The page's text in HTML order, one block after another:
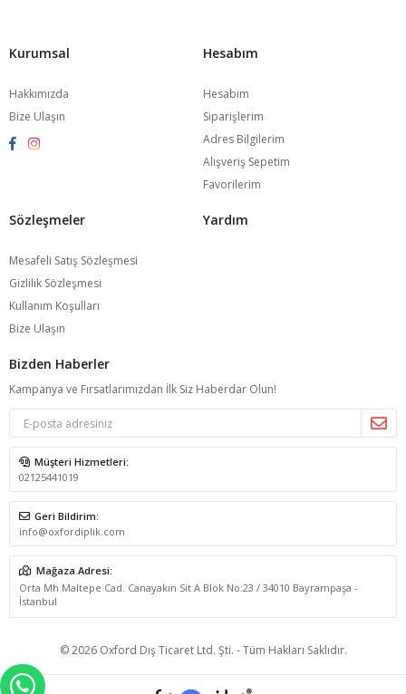
Kurumsal
Hakkımızda
Bize Ulaşın
Hesabım
Hesabım
Siparişlerim
Adres Bilgilerim
Alışveriş Sepetim
Favorilerim
Sözleşmeler
Mesafeli Satış Sözleşmesi
Gizlilik Sözleşmesi
Kullanım Koşulları
Bize Ulaşın
Yardım
Bizden Haberler
Kampanya ve Fırsatlarımızdan İlk Siz Haberdar Olun!
Müşteri Hizmetleri:
02125441019
Geri Bildirim:
info@oxfordiplik.com
Mağaza Adresi:
Orta Mh Maltepe Cad. Canayakın Sit A Blok No:23 / 34010 Bayrampaşa -
İstanbul
© 2026 Oxford Dış Ticaret Ltd. Şti. - Tüm Hakları Saklıdır.
WHATSAPP İLE SİPARİŞ VER